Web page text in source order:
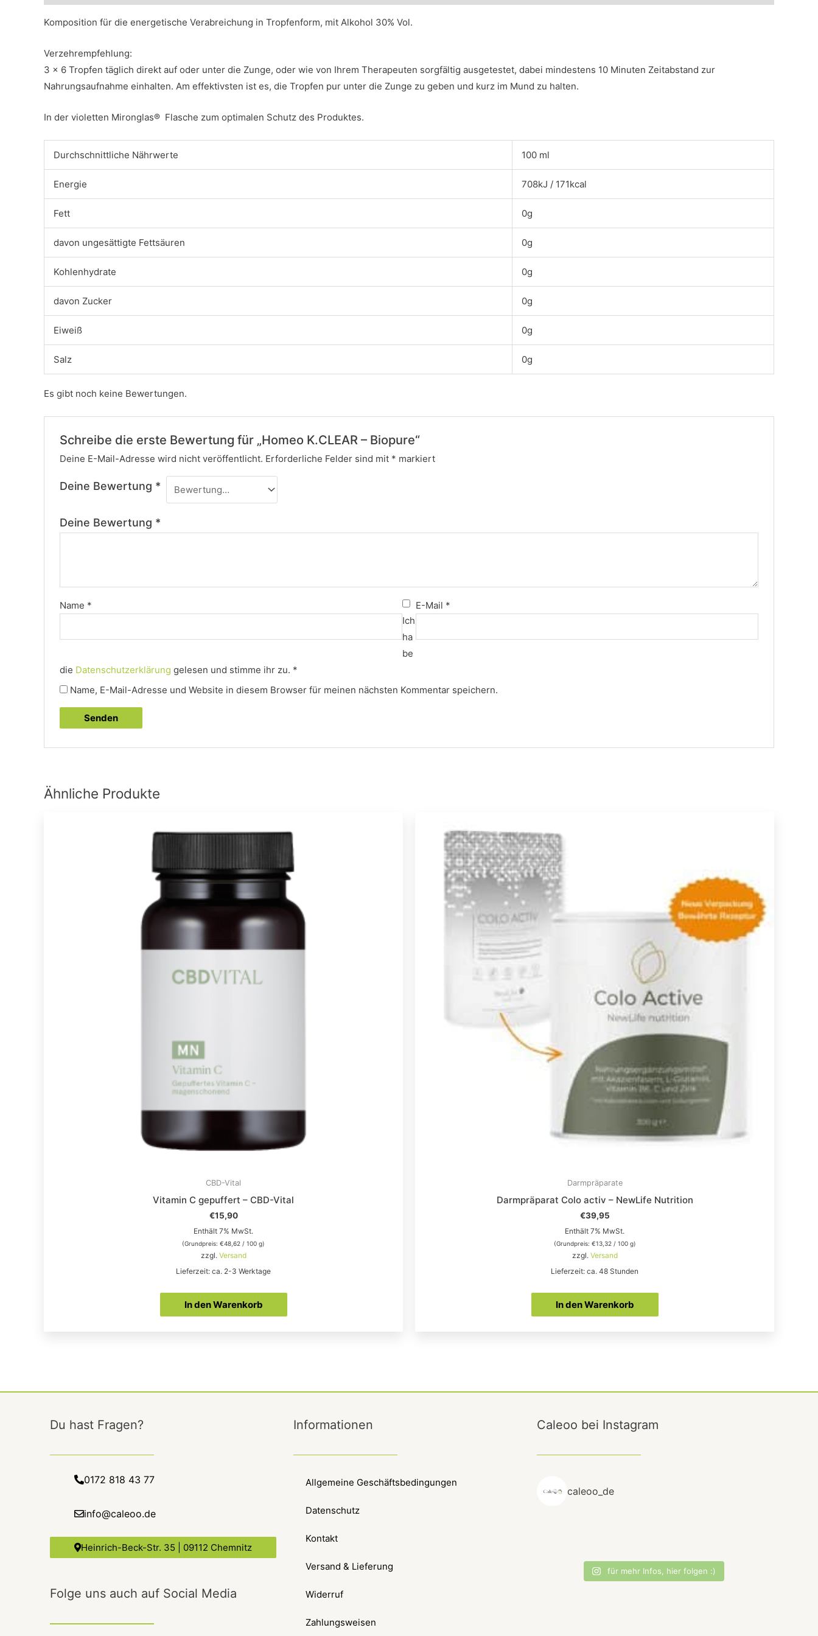
Komposition für die energetische Verabreichung in Tropfenform, mit Alkohol 30% Vol.
Verzehrempfehlung:
3 x 6 Tropfen täglich direkt auf oder unter die Zunge, oder wie von Ihrem Therapeuten sorgfältig ausgetestet, dabei mindestens 10 Minuten Zeitabstand zur
Nahrungsaufnahme einhalten. Am effektivsten ist es, die Tropfen pur unter die Zunge zu geben und kurz im Mund zu halten.
In der violetten Mironglas® Flasche zum optimalen Schutz des Produktes.
Durchschnittliche Nährwerte 100 ml
Energie 708kJ / 171kcal
Fett 0g
davon ungesättigte Fettsäuren 0g
Kohlenhydrate 0g
davon Zucker 0g
Eiweiß 0g
Salz 0g
Es gibt noch keine Bewertungen.
Schreibe die erste Bewertung für „Homeo K.CLEAR – Biopure“
Deine E-Mail-Adresse wird nicht veröffentlicht. Erforderliche Felder sind mit * markiert
Deine Bewertung *
Deine Bewertung *
Name * E-Mail *
Ich
ha
be
die Datenschutzerklärung gelesen und stimme ihr zu. *
Name, E-Mail-Adresse und Website in diesem Browser für meinen nächsten Kommentar speichern.
Ähnliche Produkte
CBD-Vital
Vitamin C gepuffert – CBD-Vital
€15,90
Enthält 7% MwSt.
(Grundpreis: €48,62 / 100 g)
zzgl. Versand
Lieferzeit: ca. 2-3 Werktage
In den Warenkorb
Darmpräparate
Darmpräparat Colo activ – NewLife Nutrition
€39,95
Enthält 7% MwSt.
(Grundpreis: €13,32/ 100 g)
zzgl. Versand
Lieferzeit: ca. 48 Stunden
In den Warenkorb
Du hast Fragen?
0172 818 43 77
info@caleoo.de
Heinrich-Beck-Str. 35 | 09112 Chemnitz
Folge uns auch auf Social Media
Informationen
Allgemeine Geschäftsbedingungen
Datenschutz
Kontakt
Versand & Lieferung
Widerruf
Zahlungsweisen
Caleoo bei Instagram
caleoo_de
für mehr Infos, hier folgen :)